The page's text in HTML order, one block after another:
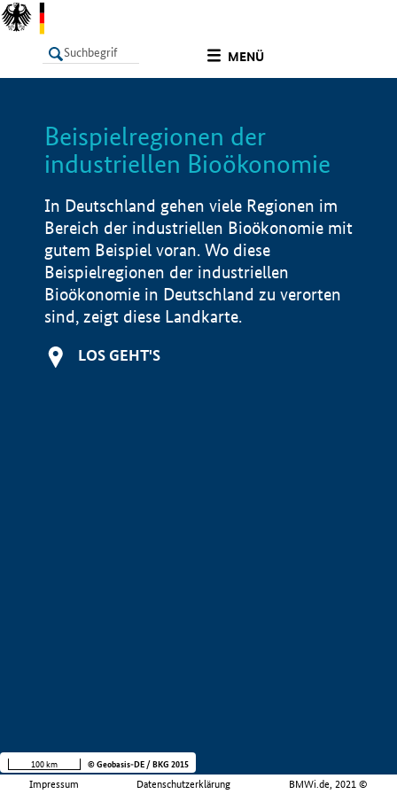
MENÜ
LISTE
Beispielregionen der
industriellen Bioökonomie
In Deutschland gehen viele Regionen im
Bereich der industriellen Bioökonomie mit
gutem Beispiel voran. Wo diese
Beispielregionen der industriellen
Bioökonomie in Deutschland zu verorten
sind, zeigt diese Landkarte.
LOS GEHT'S
Impressum Datenschutzerklärung BMWi.de, 2021 ©
100 km © Geobasis-DE / BKG 2015